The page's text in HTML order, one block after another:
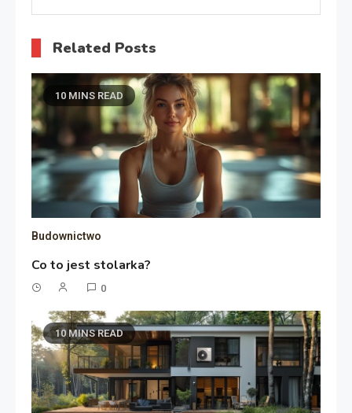
Related Posts
10 MINS READ
Budownictwo
Co to jest stolarka?
0
10 MINS READ